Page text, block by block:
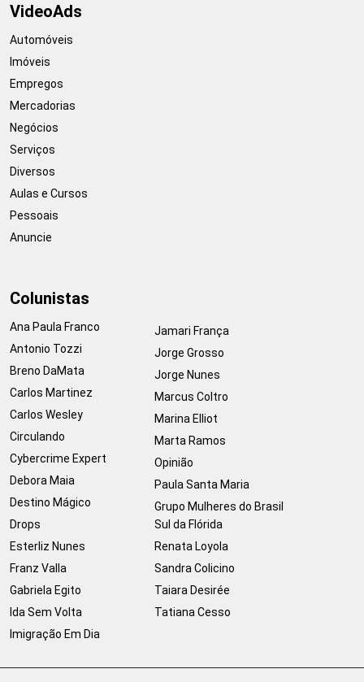
VideoAds
Automóveis
Imóveis
Empregos
Mercadorias
Negócios
Serviços
Diversos
Aulas e Cursos
Pessoais
Anuncie
Colunistas
Ana Paula Franco
Antonio Tozzi
Breno DaMata
Carlos Martinez
Carlos Wesley
Circulando
Cybercrime Expert
Debora Maia
Destino Mágico
Drops
Esterliz Nunes
Franz Valla
Gabriela Egito
Ida Sem Volta
Imigração Em Dia
Jamari França
Jorge Grosso
Jorge Nunes
Marcus Coltro
Marina Elliot
Marta Ramos
Opinião
Paula Santa Maria
Grupo Mulheres do Brasil
Sul da Flórida
Renata Loyola
Sandra Colicino
Taiara Desirée
Tatiana Cesso